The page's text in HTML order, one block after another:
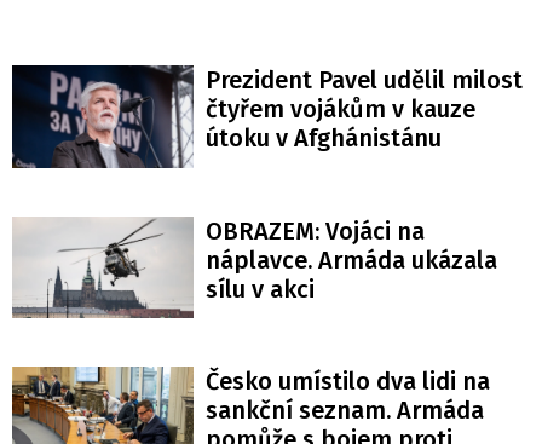
Prezident Pavel udělil milost
čtyřem vojákům v kauze
útoku v Afghánistánu
OBRAZEM: Vojáci na
náplavce. Armáda ukázala
sílu v akci
Česko umístilo dva lidi na
sankční seznam. Armáda